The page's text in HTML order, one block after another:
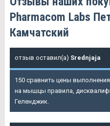
Pharmacom Labs
Камчатский
отзыв оставил(а) Srednjaja
150 сравнить цены
на мышцы правила,
Геленджик.